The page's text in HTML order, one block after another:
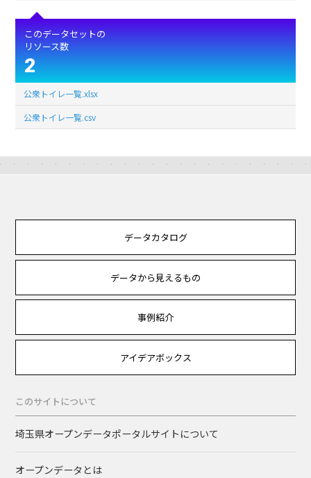
このデータセットの
リソース数
2
公衆トイレ一覧.xlsx
公衆トイレ一覧.csv
データカタログ
データから見えるもの
事例紹介
アイデアボックス
このサイトについて
埼玉県オープンデータポータルサイトについて
オープンデータとは